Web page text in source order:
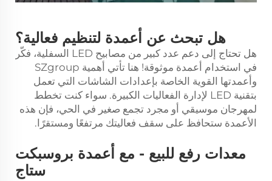
هل تبحث عن أعمدة لتنظيم فعالية؟
هل تحتاج إلى دعم عدد كبير من مصابيح LED السفلية، فكّر
في استخدام أعمدة موثوقة! هنا تأتي أهمية SZgroup
وأعمدتها القوية الخاصة بإعدادات الشاشات التي تعمل
بتقنية LED لإدارة الفعاليات الكبيرة. سواء كنت تخطط
لمهرجان موسيقي أو مجرد تجمع صغير في الحي، فإن هذه
الأعمدة ستحافظ على سقف فعاليتك مرتفعًا ومستقرًا.
معدات رفع للبيع - مع أعمدة بروسبكت
ستاج